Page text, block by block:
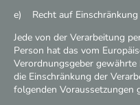
e) Recht auf Einschränkung
Jede von der Verarbeitung
Person hat das vom
Verordnungsgeber
die Einschränkung der
folgenden Voraussetzungen